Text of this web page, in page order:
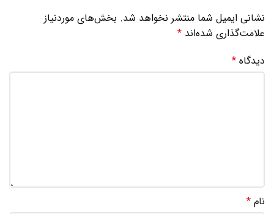
نشانی ایمیل شما منتشر نخواهد شد. بخش‌های موردنیاز
علامت‌گذاری شده‌اند *
دیدگاه *
نام *